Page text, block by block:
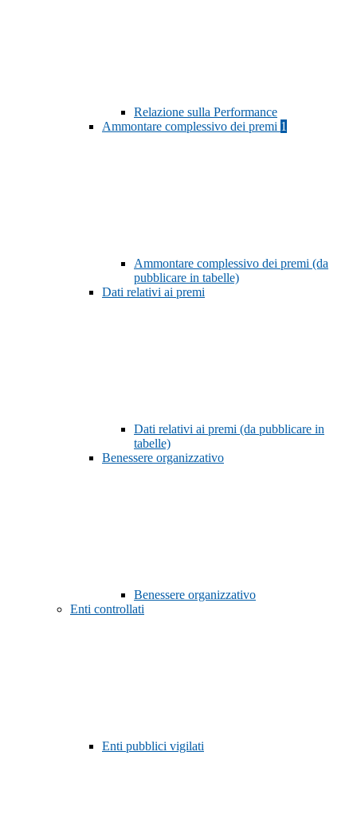
Relazione sulla Performance
Ammontare complessivo dei premi 1
Ammontare complessivo dei premi (da
pubblicare in tabelle)
Dati relativi ai premi
Dati relativi ai premi (da pubblicare in
tabelle)
Benessere organizzativo
Benessere organizzativo
Enti controllati
Enti pubblici vigilati